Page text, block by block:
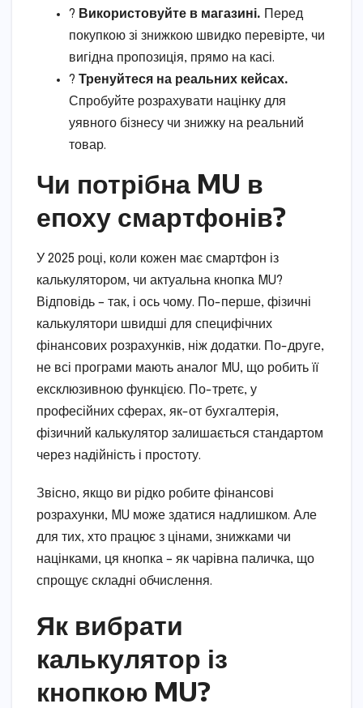
? Використовуйте в магазині. Перед
покупкою зі знижкою швидко перевірте, чи
вигідна пропозиція, прямо на касі.
? Тренуйтеся на реальних кейсах.
Спробуйте розрахувати націнку для
уявного бізнесу чи знижку на реальний
товар.
Чи потрібна MU в
епоху смартфонів?
У 2025 році, коли кожен має смартфон із
калькулятором, чи актуальна кнопка MU?
Відповідь – так, і ось чому. По-перше, фізичні
калькулятори швидші для специфічних
фінансових розрахунків, ніж додатки. По-друге,
не всі програми мають аналог MU, що робить її
ексклюзивною функцією. По-третє, у
професійних сферах, як-от бухгалтерія,
фізичний калькулятор залишається стандартом
через надійність і простоту.
Звісно, якщо ви рідко робите фінансові
розрахунки, MU може здатися надлишком. Але
для тих, хто працює з цінами, знижками чи
націнками, ця кнопка – як чарівна паличка, що
спрощує складні обчислення.
Як вибрати
калькулятор із
кнопкою MU?